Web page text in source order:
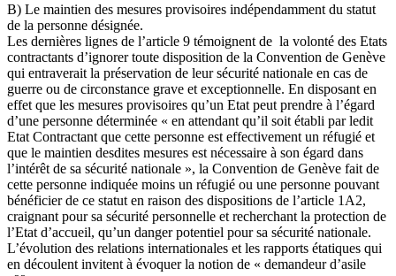
B) Le maintien des mesures provisoires indépendamment du statut
de la personne désignée.
Les dernières lignes de l’article 9 témoignent de la volonté des Etats
contractants d’ignorer toute disposition de la Convention de Genève
qui entraverait la préservation de leur sécurité nationale en cas de
guerre ou de circonstance grave et exceptionnelle. En disposant en
effet que les mesures provisoires qu’un Etat peut prendre à l’égard
d’une personne déterminée « en attendant qu’il soit établi par ledit
Etat Contractant que cette personne est effectivement un réfugié et
que le maintien desdites mesures est nécessaire à son égard dans
l’intérêt de sa sécurité nationale », la Convention de Genève fait de
cette personne indiquée moins un réfugié ou une personne pouvant
bénéficier de ce statut en raison des dispositions de l’article 1A2,
craignant pour sa sécurité personnelle et recherchant la protection de
l’Etat d’accueil, qu’un danger potentiel pour sa sécurité nationale.
L’évolution des relations internationales et les rapports étatiques qui
en découlent invitent à évoquer la notion de « demandeur d’asile